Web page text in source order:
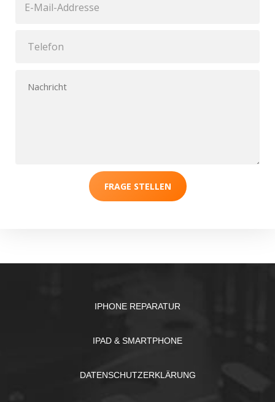
FRAGE STELLEN
IPHONE REPARATUR
IPAD & SMARTPHONE
DATENSCHUTZERKLÄRUNG